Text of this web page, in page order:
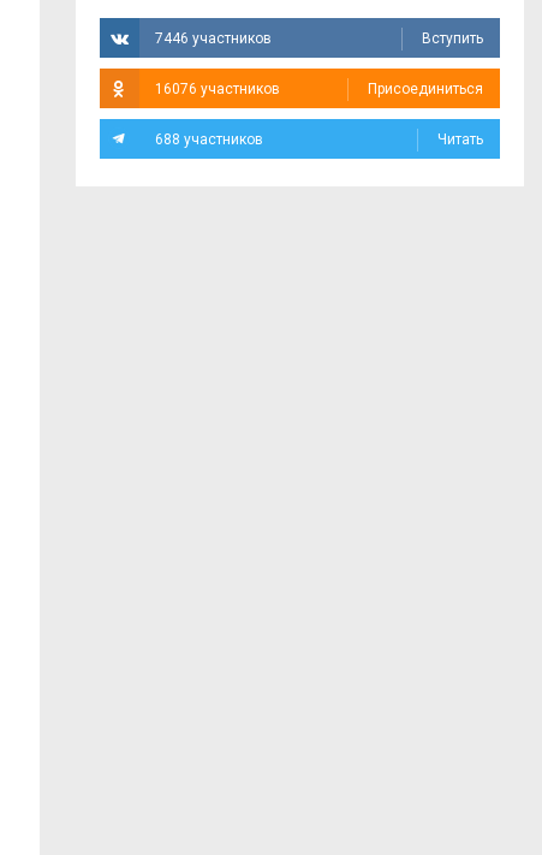
7446 участников Вступить
16076 участников Присоединиться
688 участников Читать